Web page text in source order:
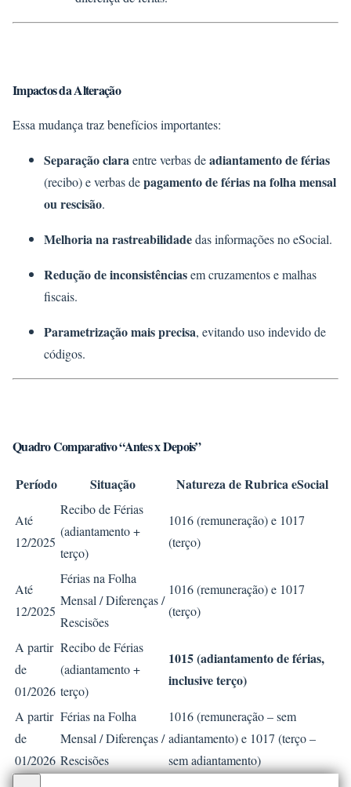
Impactos da Alteração
Essa mudança traz benefícios importantes:
Separação claraentre verbas deadiantamento de férias
(recibo) e verbas depagamento de férias na folha mensal
ou rescisão.
Melhoria na rastreabilidadedas informações no eSocial.
Redução de inconsistênciasem cruzamentos e malhas
fiscais.
Parametrização mais precisa, evitando uso indevido de
códigos.
Quadro Comparativo “Antes x Depois”
Período Situação Natureza de Rubrica eSocial
Até
12/2025
Recibo de Férias
(adiantamento +
terço)
1016 (remuneração) e 1017
(terço)
Até
12/2025
Férias na Folha
Mensal / Diferenças /
Rescisões
1016 (remuneração) e 1017
(terço)
A partir
de
01/2026
Recibo de Férias
(adiantamento +
terço)
1015 (adiantamento de férias,
inclusive terço)
A partir
de
01/2026
Férias na Folha
Mensal / Diferenças /
Rescisões
1016 (remuneração – sem
adiantamento) e 1017 (terço –
sem adiantamento)